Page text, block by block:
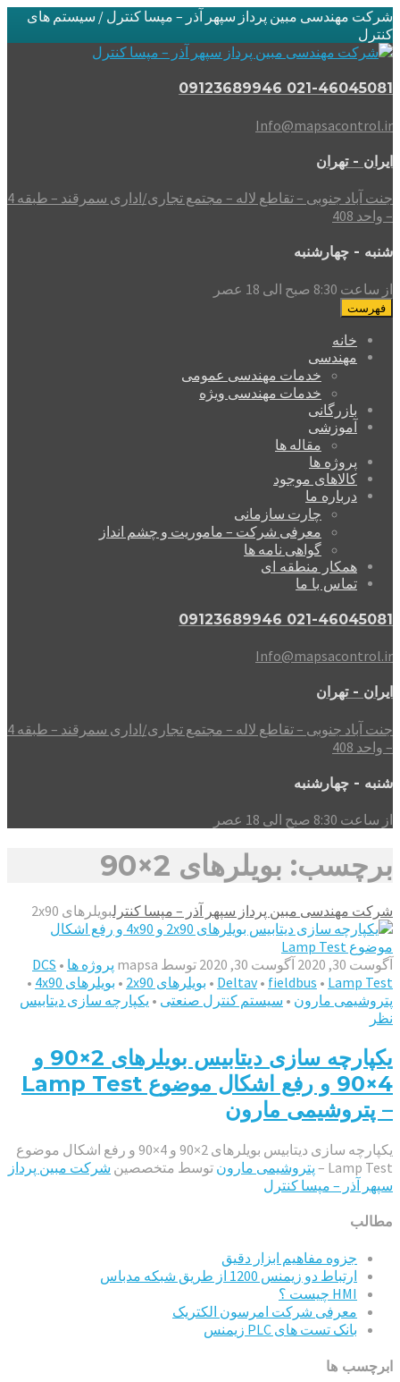
شرکت مهندسی مبین پرداز سپهر آذر – مپسا کنترل / سیستم های
کنترل
021-46045081 09123689946
Info@mapsacontrol.ir
ایران - تهران
جنت آباد جنوبی – تقاطع لاله – مجتمع تجاری/اداری سمرقند – طبقه 4
– واحد 408
شنبه - چهارشنبه
از ساعت 8:30 صبح الی 18 عصر
فهرست
خانه
مهندسی
خدمات مهندسی عمومی
خدمات مهندسی ویژه
بازرگانی
آموزشی
مقاله ها
پروژه ها
کالاهای موجود
درباره ما
چارت سازمانی
معرفی شرکت – ماموریت و چشم انداز
گواهی نامه ها
همکار منطقه ای
تماس با ما
021-46045081 09123689946
Info@mapsacontrol.ir
ایران - تهران
جنت آباد جنوبی – تقاطع لاله – مجتمع تجاری/اداری سمرقند – طبقه 4
– واحد 408
شنبه - چهارشنبه
از ساعت 8:30 صبح الی 18 عصر
برچسب: بویلرهای 2×90
شرکت مهندسی مبین پرداز سپهر آذر – مپسا کنترلبویلرهای 2x90
آگوست 30, 2020 آگوست 30, 2020 توسط mapsa پروژه ها DCS •
Deltav• fieldbus • Lamp Test
• بویلرهای 2x90 • بویلرهای 4x90
•
پتروشیمی مارون • سیستم کنترل صنعتی • یکپارچه سازی دیتابیس
نظر
یکپارچه سازی دیتابیس بویلرهای 2×90 و
4×90 و رفع اشکال موضوع Lamp Test
– پتروشیمی مارون
یکپارچه سازی دیتابیس بویلرهای 2×90 و 4×90 و رفع اشکال موضوع
Lamp Test –
پتروشیمی مارون توسط متخصصین شرکت مبین پرداز
سپهر آذر – مپسا کنترل
مطالب
جزوه مفاهیم ابزار دقیق
ارتباط دو زیمنس 1200 از طریق شبکه مدباس
HMI چیست ؟
معرفی شرکت امرسون الکتریک
بانک تست های PLC زیمنس
ابرچسب ها